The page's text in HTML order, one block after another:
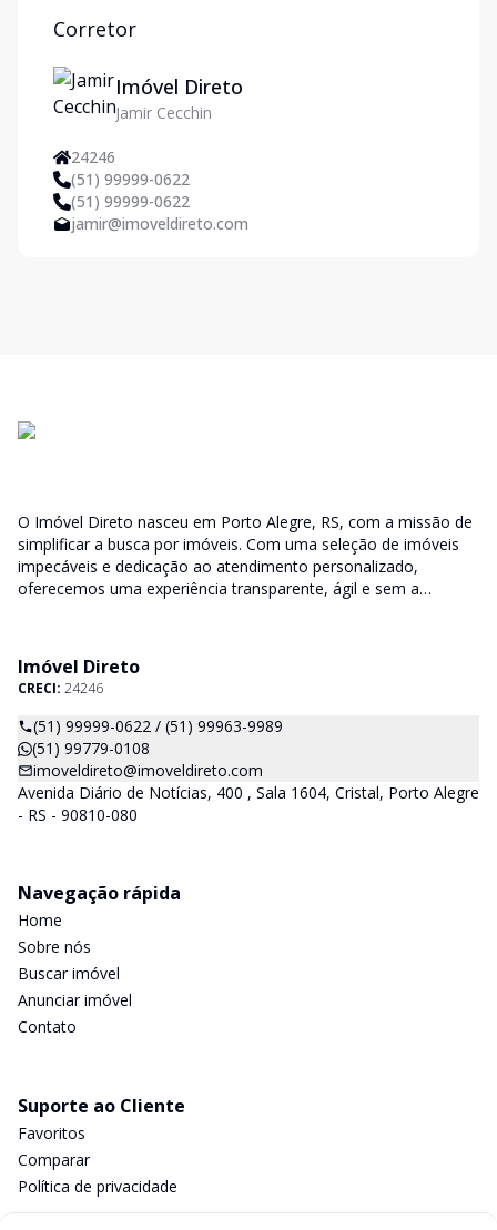
Corretor
Imóvel Direto
Jamir Cecchin
24246
(51) 99999-0622
(51) 99999-0622
jamir@imoveldireto.com
O Imóvel Direto nasceu em Porto Alegre, RS, com a missão de
simplificar a busca por imóveis. Com uma seleção de imóveis
impecáveis e dedicação ao atendimento personalizado,
oferecemos uma experiência transparente, ágil e sem a
Imóvel Direto
CRECI: 24246
(51) 99999-0622 / (51) 99963-9989
(51) 99779-0108
imoveldireto@imoveldireto.com
Avenida Diário de Notícias, 400 , Sala 1604, Cristal, Porto Alegre
- RS - 90810-080
Navegação rápida
Home
Sobre nós
Buscar imóvel
Anunciar imóvel
Contato
Suporte ao Cliente
Favoritos
Comparar
Política de privacidade